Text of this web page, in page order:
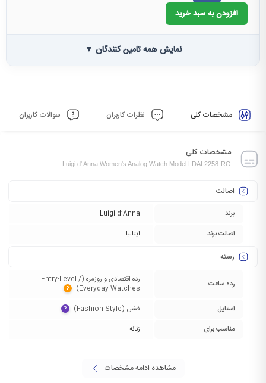
افزودن به سبد خرید
نمایش همه تامین کنندگان ▼
مشخصات کلی نظرات کاربران سوالات کاربران
مشخصات کلی
Luigi d' Anna Women's Analog Watch Model LDAL2258-RO
اصالت
برند
Luigi d’Anna
اصالت برند
ایتالیا
رسته
رده ساعت
رده اقتصادی و روزمره (Entry-Level /
Everyday Watches)‏
?
استایل فشن (Fashion Style)‏ ?
مناسب برای زنانه
مشاهده ادامه مشخصات